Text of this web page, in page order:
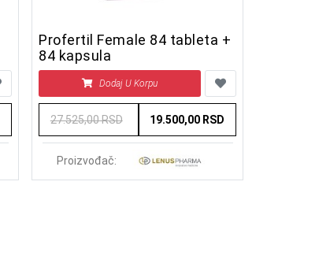
Profertil Female 84 tableta +
84 kapsula
Dodaj U Korpu
27.525,00 RSD 19.500,00 RSD
Proizvođač: